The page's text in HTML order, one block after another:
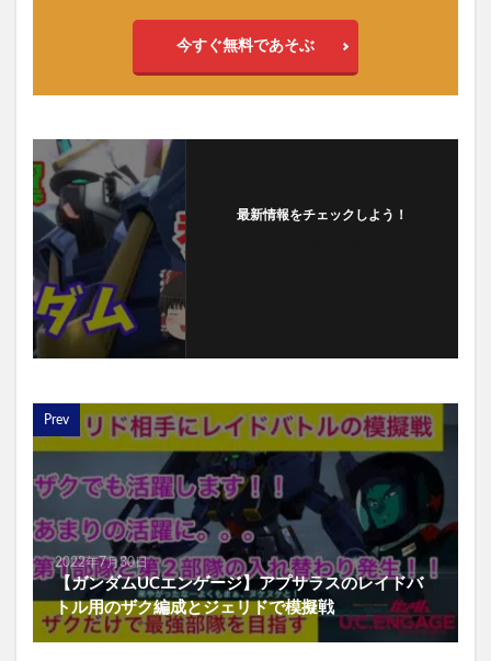
今すぐ無料であそぶ
最新情報をチェックしよう！
Prev
2022年7月30日
【ガンダムUCエンゲージ】アプサラスのレイドバ
トル用のザク編成とジェリドで模擬戦